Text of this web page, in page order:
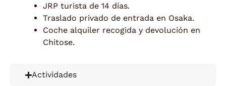
JRP turista de 14 días.
Traslado privado de entrada en Osaka.
Coche alquiler recogida y devolución en
Chitose.
Actividades